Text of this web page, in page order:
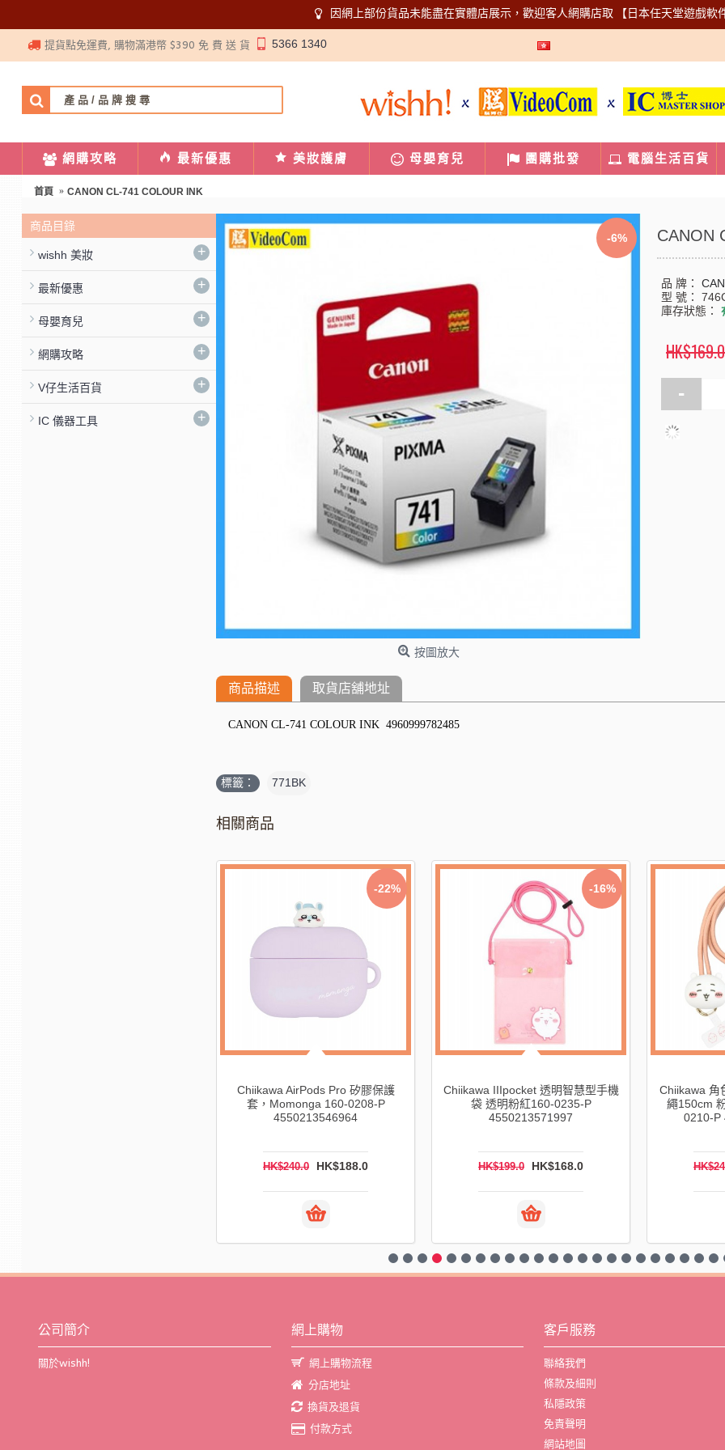
因網上部份貨品未能盡在實體店展示，歡迎客人網購店取 【日本任天堂遊戲軟
提貨點免運費, 購物滿港幣 $390 免 費 送 貨 5366 1340
網購攻略 最新優惠 美妝護膚 母嬰育兒 團購批發 電腦生活百貨
首頁 CANON CL-741 COLOUR INK
商品目錄
wishh 美妝 +
最新優惠 +
母嬰育兒 +
網購攻略 +
V仔生活百貨 +
IC 儀器工具 +
-6%
按圖放大
CANON
品 牌：
型 號：
庫存狀態：
-
商品描述 取貨店舖地址
CANON CL-741 COLOUR INK 4960999782485
標籤： 771BK
相關商品
-22%
Chiikawa AirPods Pro 矽膠保護
套，Momonga 160-0208-P
4550213546964
HK$240.0 HK$188.0
-16%
Chiikawa IIIpocket 透明智慧型手機
袋 透明粉紅160-0235-P
4550213571997
HK$199.0 HK$168.0
Chiikawa 角
繩150cm
0210-P
公司簡介
關於wishh!
網上購物
網上購物流程
分店地址
換貨及退貨
付款方式
客戶服務
聯絡我們
條款及細則
私隱政策
免責聲明
網站地圖